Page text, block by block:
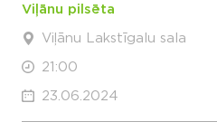
Viļānu pilsēta
Viļānu Lakstīgalu sala
21:00
23.06.2024